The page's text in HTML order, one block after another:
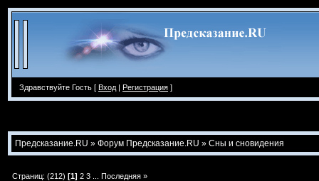
Здравствуйте Гость [ Вход | Регистрация ]
Предсказание.RU » Форум Предсказание.RU » Сны и сновидения
Страниц: (212) [1] 2 3 Последняя »